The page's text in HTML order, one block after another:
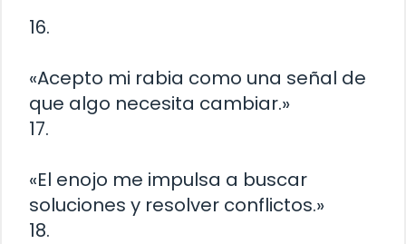
16.
«Acepto mi rabia como una señal de
que algo necesita cambiar.»
17.
«El enojo me impulsa a buscar
soluciones y resolver conflictos.»
18.